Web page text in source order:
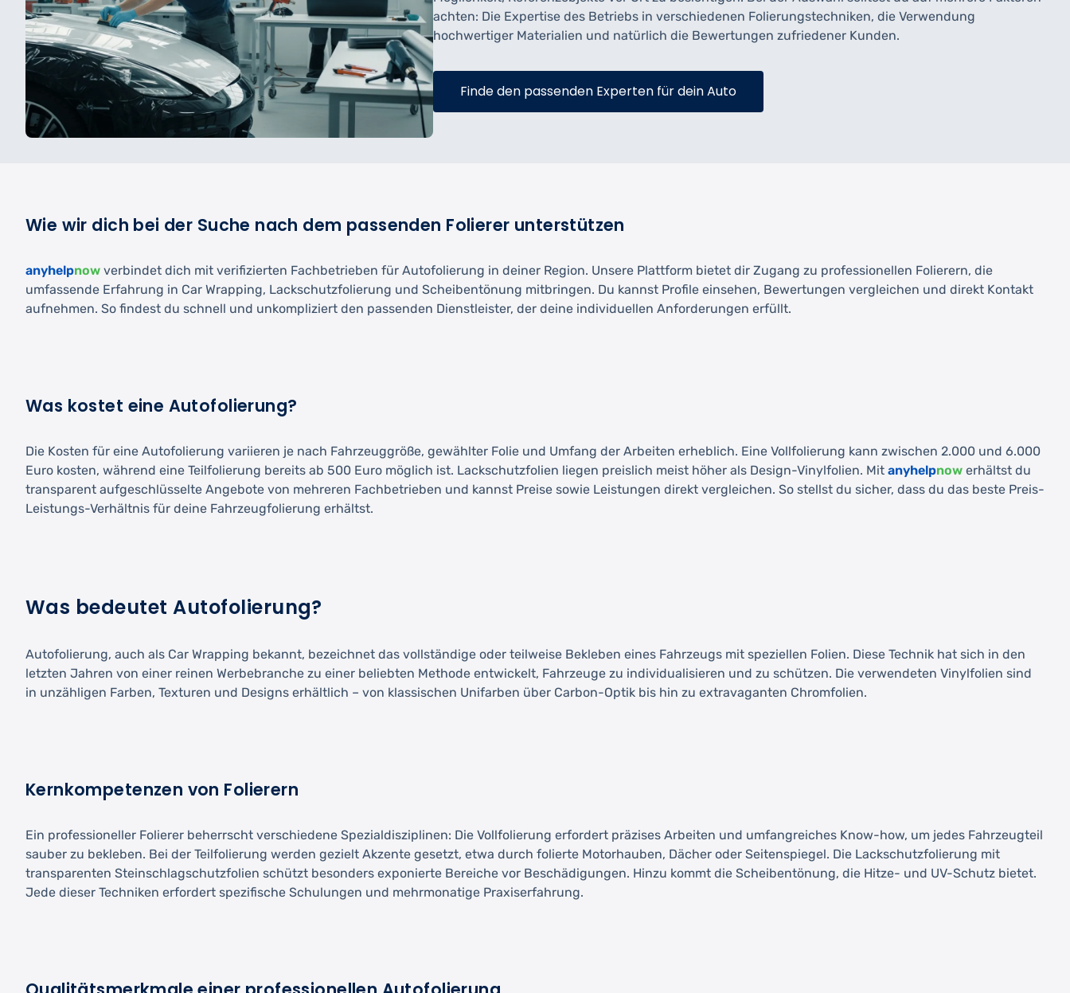
achten: Die Expertise des Betriebs in verschiedenen Folierungstechniken, die Verwendung
hochwertiger Materialien und natürlich die Bewertungen zufriedener Kunden.
Finde den passenden Experten für dein Auto
Wie wir dich bei der Suche nach dem passenden Folierer unterstützen
anyhelpnow verbindet dich mit verifizierten Fachbetrieben für Autofolierung in deiner Region. Unsere Plattform bietet dir Zugang zu professionellen Folierern, die
umfassende Erfahrung in Car Wrapping, Lackschutzfolierung und Scheibentönung mitbringen. Du kannst Profile einsehen, Bewertungen vergleichen und direkt Kontakt
aufnehmen. So findest du schnell und unkompliziert den passenden Dienstleister, der deine individuellen Anforderungen erfüllt.
Was kostet eine Autofolierung?
Die Kosten für eine Autofolierung variieren je nach Fahrzeuggröße, gewählter Folie und Umfang der Arbeiten erheblich. Eine Vollfolierung kann zwischen 2.000 und 6.000
Euro kosten, während eine Teilfolierung bereits ab 500 Euro möglich ist. Lackschutzfolien liegen preislich meist höher als Design-Vinylfolien. Mit anyhelpnow erhältst du
transparent aufgeschlüsselte Angebote von mehreren Fachbetrieben und kannst Preise sowie Leistungen direkt vergleichen. So stellst du sicher, dass du das beste Preis-
Leistungs-Verhältnis für deine Fahrzeugfolierung erhältst.
Was bedeutet Autofolierung?
Autofolierung, auch als Car Wrapping bekannt, bezeichnet das vollständige oder teilweise Bekleben eines Fahrzeugs mit speziellen Folien. Diese Technik hat sich in den
letzten Jahren von einer reinen Werbebranche zu einer beliebten Methode entwickelt, Fahrzeuge zu individualisieren und zu schützen. Die verwendeten Vinylfolien sind
in unzähligen Farben, Texturen und Designs erhältlich – von klassischen Unifarben über Carbon-Optik bis hin zu extravaganten Chromfolien.
Kernkompetenzen von Folierern
Ein professioneller Folierer beherrscht verschiedene Spezialdisziplinen: Die Vollfolierung erfordert präzises Arbeiten und umfangreiches Know-how, um jedes Fahrzeugteil
sauber zu bekleben. Bei der Teilfolierung werden gezielt Akzente gesetzt, etwa durch folierte Motorhauben, Dächer oder Seitenspiegel. Die Lackschutzfolierung mit
transparenten Steinschlagschutzfolien schützt besonders exponierte Bereiche vor Beschädigungen. Hinzu kommt die Scheibentönung, die Hitze- und UV-Schutz bietet.
Jede dieser Techniken erfordert spezifische Schulungen und mehrmonatige Praxiserfahrung.